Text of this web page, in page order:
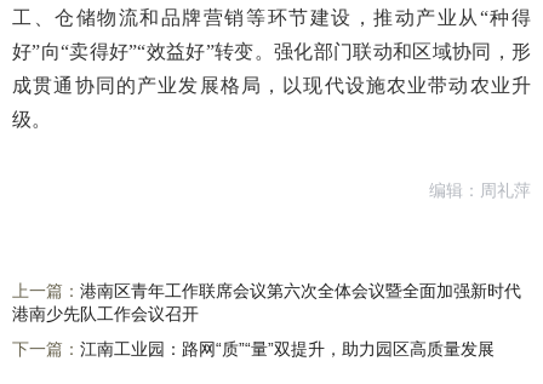
工、仓储物流和品牌营销等环节建设，推动产业从“种得
好”向“卖得好”“效益好”转变。强化部门联动和区域协同，形
成贯通协同的产业发展格局，以现代设施农业带动农业升
级。
编辑：周礼萍
上一篇： 港南区青年工作联席会议第六次全体会议暨全面加强新时代
港南少先队工作会议召开
下一篇： 江南工业园：路网“质”“量”双提升，助力园区高质量发展